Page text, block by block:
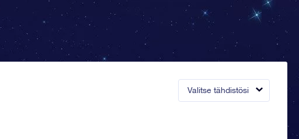
Valitse tähdistösi